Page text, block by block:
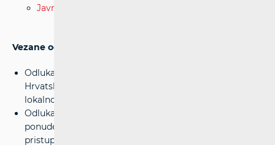
Javna rasprava
Vezane odluke
Odluka kojom se određuju izmjene Standardne ponude
Hrvatskog Telekoma d.d. za uslugu izdvojenog pristupa
lokalnoj petlji
Odluka o određivanju naknada unutar Standardne
ponude Hrvatskog Telekoma d.d. za uslugu izdvojenog
pristupa lokalnoj petlji